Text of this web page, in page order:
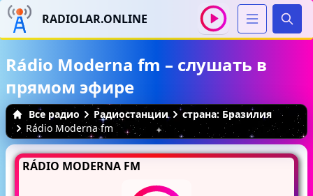
RADIOLAR.ONLINE
Rádio Moderna fm – слушать в
прямом эфире
Все радио Радиостанции
страна: Бразилия
Rádio Moderna fm
RÁDIO MODERNA FM